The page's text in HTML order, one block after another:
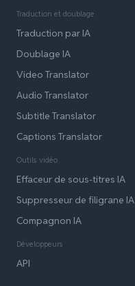
Traduction et doublage
Traduction par IA
Doublage IA
Video Translator
Audio Translator
Subtitle Translator
Captions Translator
Outils vidéo
Effaceur de sous-titres IA
Suppresseur de filigrane IA
Compagnon IA
Développeurs
API